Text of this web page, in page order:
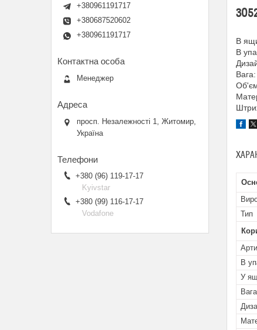
В
В
Тип
В
У
Вага
+380961191717
+380687520602
+380961191717
Менеджер
просп. Незалежності 1, Житомир,
Україна
+380 (96) 119-17-17
Kyivstar
+380 (99) 116-17-17
Vodafone